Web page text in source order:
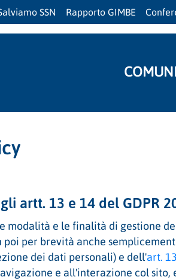
SSN Rapporto GIMBE
artt. 13 e 14 del GDPR
modalità e le finalità di gestione
poi per brevità anche
dei dati personali) e dell'art.
e all'interazione col